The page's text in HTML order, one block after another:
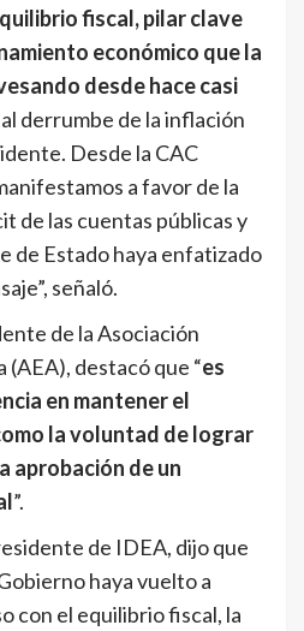
fiscal, pilar clave
económico que la
desde hace casi
derrumbe de la inflación
Desde la CAC
a favor de la
de las cuentas públicas y
de Estado haya enfatizado
señaló.
de la Asociación
destacó que “es
en mantener el
la voluntad de lograr
aprobación de un
”.
de IDEA, dijo que
haya vuelto a
con el equilibrio fiscal, la